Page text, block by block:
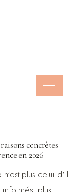
concrètes
en 2026
plus celui d'il